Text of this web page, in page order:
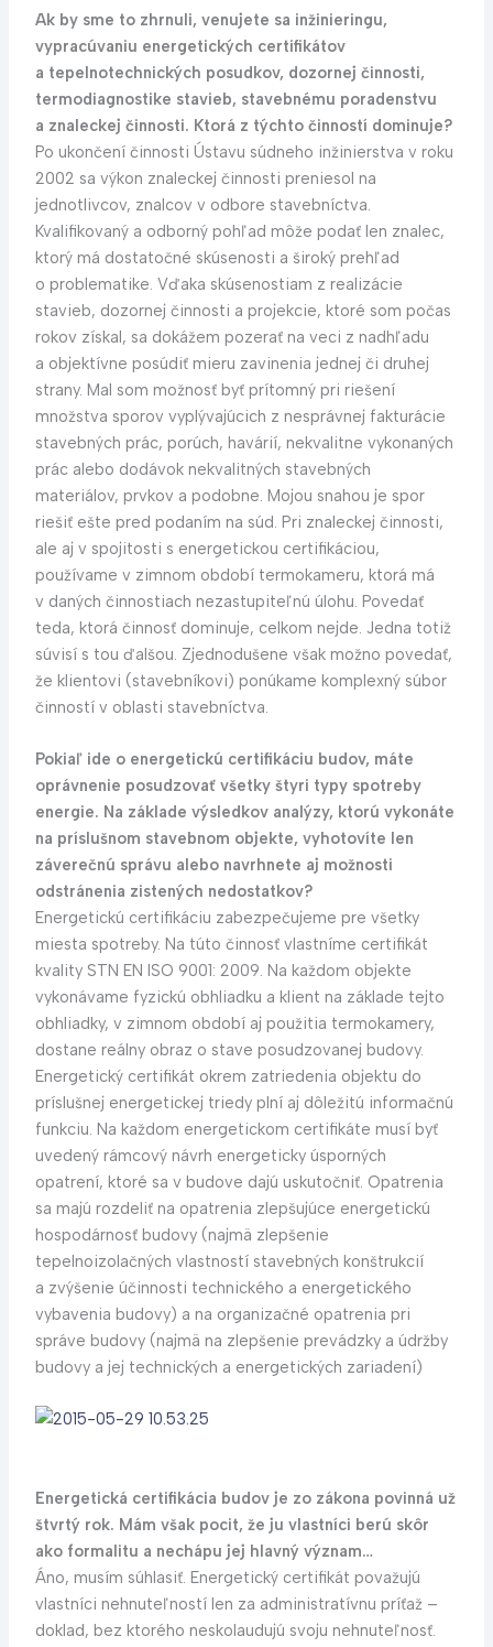
Ak by sme to zhrnuli, venujete sa inžinieringu,
vypracúvaniu energetických certifikátov
a tepelnotechnických posudkov, dozornej činnosti,
termodiagnostike stavieb, stavebnému poradenstvu
a znaleckej činnosti. Ktorá z týchto činností dominuje?
Po ukončení činnosti Ústavu súdneho inžinier­stva v roku
2002 sa výkon znaleckej činnosti preniesol na
jednotlivcov, znalcov v odbore stavebníctva.
Kvalifikovaný a odborný pohľad môže podať len znalec,
ktorý má dostatočné skúsenosti a široký prehľad
o problematike. Vďaka skúsenostiam z realizácie
stavieb, dozornej činnosti a projekcie, ktoré som počas
rokov získal, sa dokážem pozerať na veci z nadhľadu
a objektívne posúdiť mieru zavinenia jednej či druhej
strany. Mal som možnosť byť prítomný pri riešení
množstva sporov vyplývajúcich z nesprávnej fakturácie
stavebných prác, porúch, havárií, nekvalitne vykonaných
prác alebo dodávok nekvalitných stavebných
materiálov, prvkov a podobne. Mojou snahou je spor
riešiť ešte pred podaním na súd. Pri znaleckej činnosti,
ale aj v spojitosti s energetickou certifikáciou,
používame v zimnom období termokameru, ktorá má
v daných činnostiach nezastupiteľnú úlohu. Povedať
teda, ktorá činnosť dominuje, celkom nejde. Jedna totiž
súvisí s tou ďalšou. Zjednodušene však možno povedať,
že klientovi (stavebníkovi) ponúkame komplexný súbor
činností v oblasti stavebníctva.
Pokiaľ ide o energetickú certifikáciu budov, máte
oprávnenie posudzovať všetky štyri typy spotreby
energie. Na základe výsledkov analýzy, ktorú vykonáte
na príslušnom stavebnom objekte, vyhotovíte len
záverečnú správu alebo navrhnete aj možnosti
odstránenia zistených nedostatkov?
Energetickú certifikáciu zabezpečujeme pre všetky
miesta spotreby. Na túto činnosť vlastníme certifikát
kvality STN EN ISO 9001: 2009. Na každom objekte
vykonávame fyzickú obhliadku a klient na základe tejto
obhliadky, v zimnom období aj použitia termokamery,
dostane reálny obraz o stave posudzovanej budovy.
Energetický certifikát okrem zatriedenia objektu do
príslušnej energetickej triedy plní aj dôležitú informačnú
funkciu. Na každom energetickom certifikáte musí byť
uvedený rámcový návrh energeticky úsporných
opatrení, ktoré sa v budove dajú uskutočniť. Opatrenia
sa majú rozdeliť na opatrenia zlepšujúce energetickú
hospodárnosť budovy (najmä zlepšenie
tepelnoizolačných vlastností stavebných konštrukcií
a zvýšenie účinnosti technického a energetického
vybavenia budovy) a na organizačné opatrenia pri
správe budovy (najmä na zlepšenie prevádzky a údržby
budovy a jej technických a energetických zariadení)
Energetická certifikácia budov je zo zákona povinná už
štvrtý rok. Mám však pocit, že ju vlastníci berú skôr
ako formalitu a nechápu jej hlavný význam…
Áno, musím súhlasiť. Energetický certifikát považujú
vlastníci nehnuteľností len za administratívnu príťaž –
doklad, bez ktorého neskolaudujú svoju nehnuteľnosť.